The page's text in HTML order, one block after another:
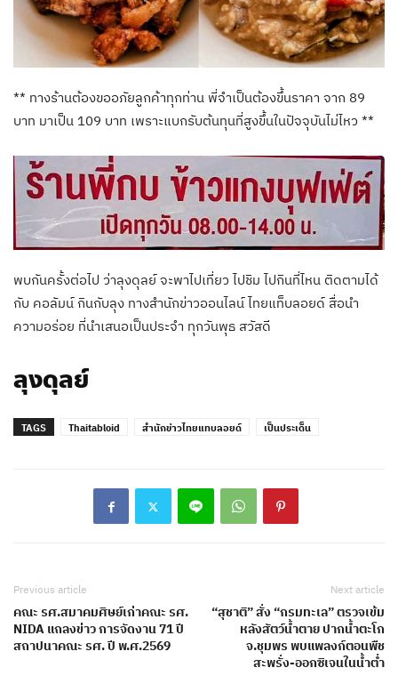
** ทางร้านต้องขออภัยลูกค้าทุกท่าน พี่จำเป็นต้องขึ้นราคา จาก 89
บาท มาเป็น 109 บาท เพราะแบกรับต้นทุนที่สูงขึ้นในปัจจุบันไม่ไหว **
พบกันครั้งต่อไป ว่าลุงดุลย์ จะพาไปเที่ยว ไปชิม ไปกินที่ไหน ติดตามได้
กับ คอลัมน์ กินกับลุง ทางสำนักข่าวออนไลน์ ไทยแท็บลอยด์ สื่อนำ
ความอร่อย ที่นำเสนอเป็นประจำ ทุกวันพุธ สวัสดี
ลุงดุลย์
TAGS Thaitabloid สำนักข่าวไทยแทบลอยด์ เป็นประเด็น
Previous article
คณะ รศ.สมาคมศิษย์เก่าคณะ รศ.
NIDA แถลงข่าว การจัดงาน 71 ปี
สถาปนาคณะ รศ. ปี พ.ศ.2569
Next article
“สุชาติ” สั่ง “กรมทะเล” ตรวจเข้ม
หลังสัตว์น้ำตาย ปากน้ำตะโก
จ.ชุมพร พบแพลงก์ตอนพืช
สะพรั่ง-ออกซิเจนในน้ำต่ำ